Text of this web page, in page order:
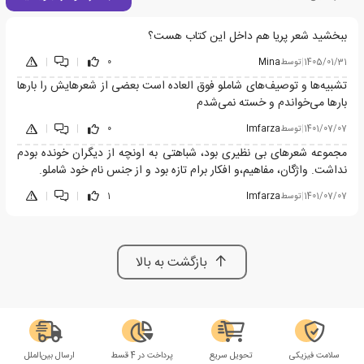
ببخشید شعر پریا هم داخل این کتاب هست؟
1405/01/31
|توسطMina
0
|
|
تشبیه‌ها و توصیف‌های شاملو فوق العاده است بعضی از شعرهایش را بارها
بارها می‌خواندم و خسته نمی‌شدم
1401/07/07 توسطImfarza
0
مجموعه شعرهای بی نظیری بود، شباهتی به اونچه از دیگران خونده بودم
نداشت. واژگان، مفاهیم،و افکار برام تازه بود و از جنس نام خود شاملو.
1401/07/07
|توسطImfarza
1
|
|
بازگشت به بالا
سلامت فیزیکی تحویل سریع پرداخت در 4 قسط ارسال بین‌الملل